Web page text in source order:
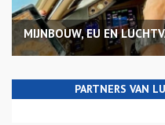
MIJNBOUW, EU EN
PARTNERS VAN